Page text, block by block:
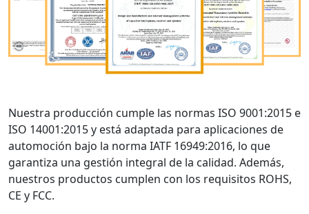
Nuestra producción cumple las normas ISO 9001:2015 e
ISO 14001:2015 y está adaptada para aplicaciones de
automoción bajo la norma IATF 16949:2016, lo que
garantiza una gestión integral de la calidad. Además,
nuestros productos cumplen con los requisitos ROHS,
CE y FCC.